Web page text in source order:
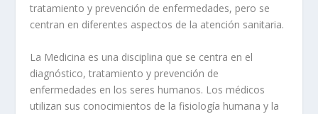
tratamiento y prevención de enfermedades, pero se
centran en diferentes aspectos de la atención sanitaria.
La Medicina es una disciplina que se centra en el
diagnóstico, tratamiento y prevención de
enfermedades en los seres humanos. Los médicos
utilizan sus conocimientos de la fisiología humana y la